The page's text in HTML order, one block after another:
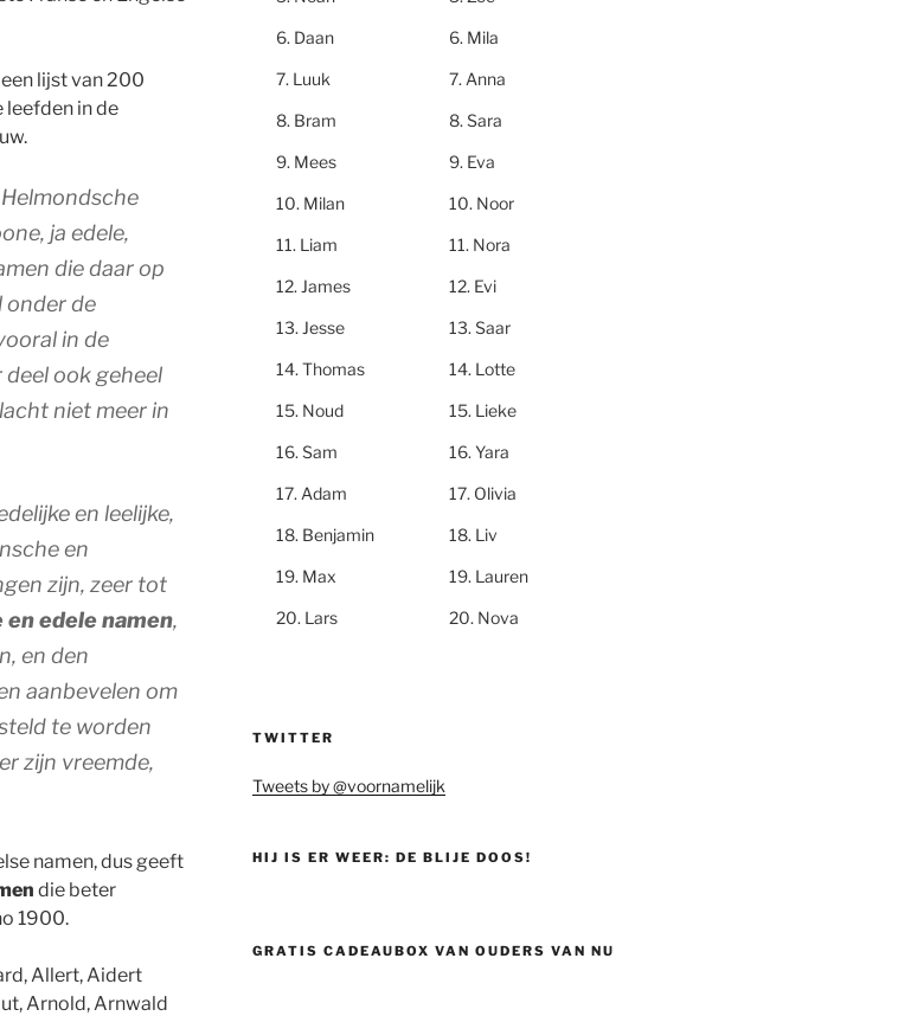
lijst van 200
leefden in de
ja edele,
die daar op
onder de
in de
deel ook geheel
niet meer in
en leelijke,
en
zijn, zeer tot
en edele namen,
en den
aanbevelen om
te worden
zijn vreemde,
namen, dus geeft
die beter
1900.
Allert, Aidert
Arnold, Arnwald
Daan
Luuk
Bram
Mees
Milan
Liam
James
Jesse
Thomas
Noud
Sam
Adam
Benjamin
Max
Lars
Mila
Anna
Sara
Eva
Noor
Nora
Evi
Saar
Lotte
Lieke
Yara
Olivia
Liv
Lauren
Nova
TWITTER
Tweets by @voornamelijk
HIJ IS ER WEER: DE BLIJE DOOS!
GRATIS CADEAUBOX VAN OUDERS VAN NU